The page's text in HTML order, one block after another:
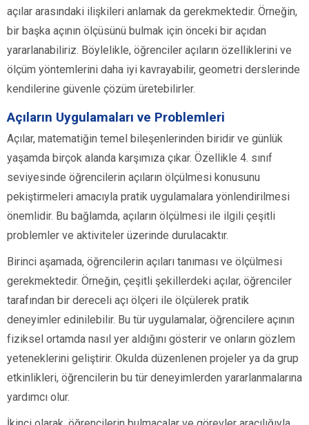
açılar arasındaki ilişkileri anlamak da gerekmektedir. Örneğin,
bir başka açının ölçüsünü bulmak için önceki bir açıdan
yararlanabiliriz. Böylelikle, öğrenciler açıların özelliklerini ve
ölçüm yöntemlerini daha iyi kavrayabilir, geometri derslerinde
kendilerine güvenle çözüm üretebilirler.
Açıların Uygulamaları ve Problemleri
Açılar, matematiğin temel bileşenlerinden biridir ve günlük
yaşamda birçok alanda karşımıza çıkar. Özellikle 4. sınıf
seviyesinde öğrencilerin açıların ölçülmesi konusunu
pekiştirmeleri amacıyla pratik uygulamalara yönlendirilmesi
önemlidir. Bu bağlamda, açıların ölçülmesi ile ilgili çeşitli
problemler ve aktiviteler üzerinde durulacaktır.
Birinci aşamada, öğrencilerin açıları tanıması ve ölçülmesi
gerekmektedir. Örneğin, çeşitli şekillerdeki açılar, öğrenciler
tarafından bir dereceli açı ölçeri ile ölçülerek pratik
deneyimler edinilebilir. Bu tür uygulamalar, öğrencilere açının
fiziksel ortamda nasıl yer aldığını gösterir ve onların gözlem
yeteneklerini geliştirir. Okulda düzenlenen projeler ya da grup
etkinlikleri, öğrencilerin bu tür deneyimlerden yararlanmalarına
yardımcı olur.